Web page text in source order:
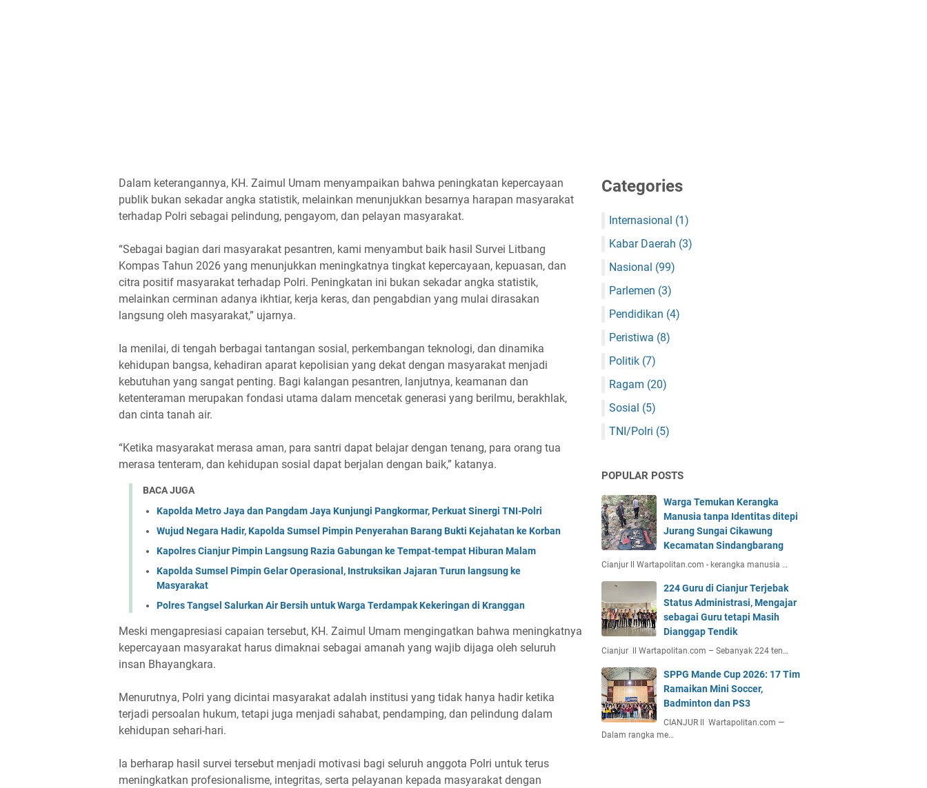
Dalam keterangannya, KH. Zaimul Umam menyampaikan bahwa peningkatan kepercayaan
publik bukan sekadar angka statistik, melainkan menunjukkan besarnya harapan masyarakat
terhadap Polri sebagai pelindung, pengayom, dan pelayan masyarakat.
“Sebagai bagian dari masyarakat pesantren, kami menyambut baik hasil Survei Litbang
Kompas Tahun 2026 yang menunjukkan meningkatnya tingkat kepercayaan, kepuasan, dan
citra positif masyarakat terhadap Polri. Peningkatan ini bukan sekadar angka statistik,
melainkan cerminan adanya ikhtiar, kerja keras, dan pengabdian yang mulai dirasakan
langsung oleh masyarakat,” ujarnya.
Ia menilai, di tengah berbagai tantangan sosial, perkembangan teknologi, dan dinamika
kehidupan bangsa, kehadiran aparat kepolisian yang dekat dengan masyarakat menjadi
kebutuhan yang sangat penting. Bagi kalangan pesantren, lanjutnya, keamanan dan
ketenteraman merupakan fondasi utama dalam mencetak generasi yang berilmu, berakhlak,
dan cinta tanah air.
“Ketika masyarakat merasa aman, para santri dapat belajar dengan tenang, para orang tua
merasa tenteram, dan kehidupan sosial dapat berjalan dengan baik,” katanya.
BACA JUGA
Kapolda Metro Jaya dan Pangdam Jaya Kunjungi Pangkormar, Perkuat Sinergi TNI-Polri
Wujud Negara Hadir, Kapolda Sumsel Pimpin Penyerahan Barang Bukti Kejahatan ke Korban
Kapolres Cianjur Pimpin Langsung Razia Gabungan ke Tempat-tempat Hiburan Malam
Kapolda Sumsel Pimpin Gelar Operasional, Instruksikan Jajaran Turun langsung ke
Masyarakat
Polres Tangsel Salurkan Air Bersih untuk Warga Terdampak Kekeringan di Kranggan
Meski mengapresiasi capaian tersebut, KH. Zaimul Umam mengingatkan bahwa meningkatnya
kepercayaan masyarakat harus dimaknai sebagai amanah yang wajib dijaga oleh seluruh
insan Bhayangkara.
Menurutnya, Polri yang dicintai masyarakat adalah institusi yang tidak hanya hadir ketika
terjadi persoalan hukum, tetapi juga menjadi sahabat, pendamping, dan pelindung dalam
kehidupan sehari-hari.
Ia berharap hasil survei tersebut menjadi motivasi bagi seluruh anggota Polri untuk terus
meningkatkan profesionalisme, integritas, serta pelayanan kepada masyarakat dengan
Categories
Internasional (1)
Kabar Daerah (3)
Nasional (99)
Parlemen (3)
Pendidikan (4)
Peristiwa (8)
Politik (7)
Ragam (20)
Sosial (5)
TNI/Polri (5)
POPULAR POSTS
Warga Temukan Kerangka
Manusia tanpa Identitas ditepi
Jurang Sungai Cikawung
Kecamatan Sindangbarang
Cianjur ll Wartapolitan.com - kerangka manusia …
224 Guru di Cianjur Terjebak
Status Administrasi, Mengajar
sebagai Guru tetapi Masih
Dianggap Tendik
Cianjur ll Wartapolitan.com – Sebanyak 224 ten…
SPPG Mande Cup 2026: 17 Tim
Ramaikan Mini Soccer,
Badminton dan PS3
CIANJUR ll Wartapolitan.com —
Dalam rangka me…